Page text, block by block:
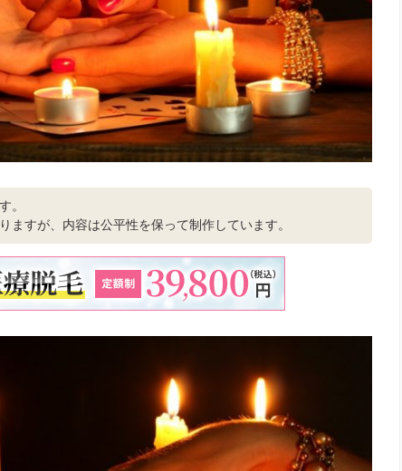
。
ますが、内容は公平性を保って制作しています。